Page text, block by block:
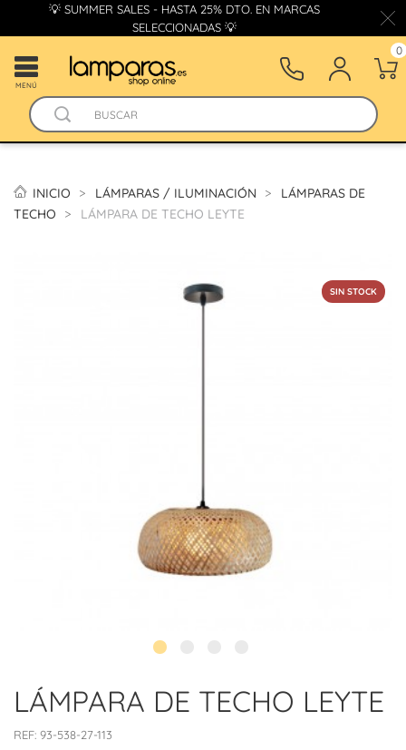
💡 SUMMER SALES - HASTA 25% DTO. EN MARCAS
SELECCIONADAS 💡
MENÚ
0
INICIO LÁMPARAS / ILUMINACIÓN
LÁMPARAS DE
TECHO
LÁMPARA DE TECHO LEYTE
SIN STOCK
LÁMPARA DE TECHO LEYTE
REF: 93-538-27-113